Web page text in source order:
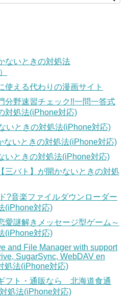
ないときの対処法
使える代わりの漫画サイト
分野速習チェック!!一問一答式
対処法(iPhone対応)
いときの対処法(iPhone対応)
ないときの対処法(iPhone対応)
いときの対処法(iPhone対応)
三バト】が開かないときの対処
?音楽ファイルダウンローダー
(iPhone対応)
愛謎解きメッセージ型ゲーム～
(iPhone対応)
and File Manager with support
SugarSync, WebDAV en
処法(iPhone対応)
フト・通販なら 北海道食通
処法(iPhone対応)